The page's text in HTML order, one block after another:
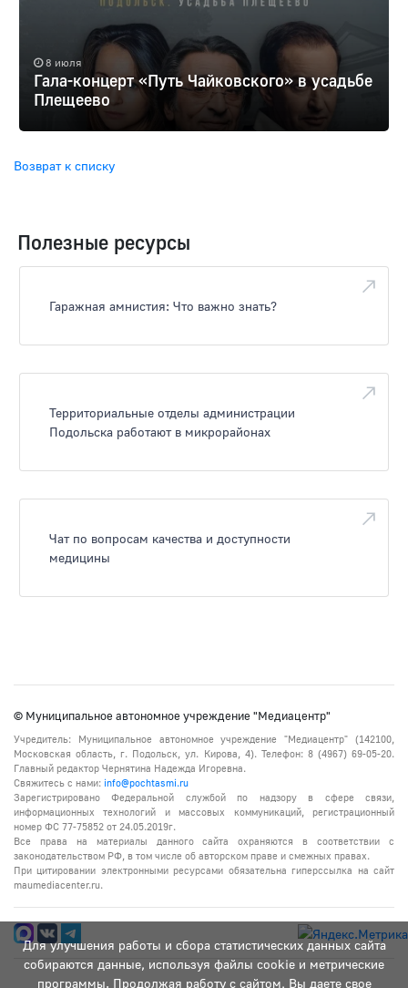
8 июля
Гала-концерт «Путь Чайковского» в усадьбе
Плещеево
Возврат к списку
Полезные ресурсы
Гаражная амнистия: Что важно знать?
Территориальные отделы администрации
Подольска работают в микрорайонах
Чат по вопросам качества и доступности
медицины
Для улучшения работы и сбора статистических данных сайта
собираются данные, используя файлы cookie и метрические
программы. Продолжая работу с сайтом, Вы даете свое
© Муниципальное автономное учреждение "Медиацентр"
Учредитель: Муниципальное автономное учреждение "Медиацентр" (142100,
Московская область, г. Подольск, ул. Кирова, 4). Телефон: 8 (4967) 69-05-20.
Главный редактор Чернятина Надежда Игоревна.
Свяжитесь с нами: info@pochtasmi.ru
Зарегистрировано Федеральной службой по надзору в сфере связи,
информационных технологий и массовых коммуникаций, регистрационный
номер ФС 77-75852 от 24.05.2019г.
Все права на материалы данного сайта охраняются в соответствии с
законодательством РФ, в том числе об авторском праве и смежных правах.
При цитировании электронными ресурсами обязательна гиперссылка на сайт
maumediacenter.ru.